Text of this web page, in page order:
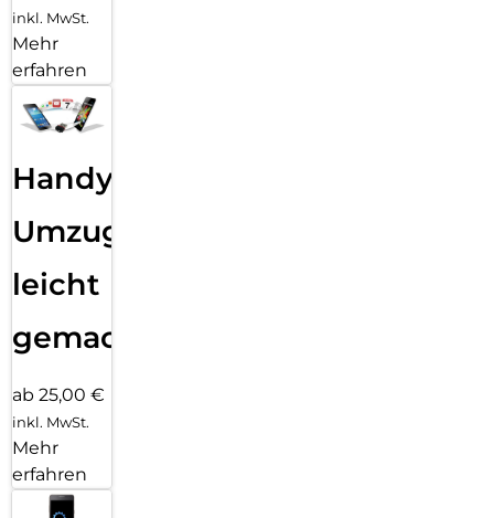
inkl. MwSt.
Mehr
erfahren
Handy
Umzug
leicht
gemacht!
ab 25,00 €
inkl. MwSt.
Mehr
erfahren